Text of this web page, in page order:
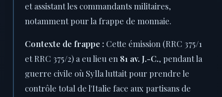
et assistant les commandants militaires,
notamment pour la frappe de monnaie.
Contexte de frappe : Cette émission (RRC 375/1
et RRC 375/2) a eu lieu en 81 av. J.-C., pendant la
guerre civile où Sylla luttait pour prendre le
contrôle total de l'Italie face aux partisans de